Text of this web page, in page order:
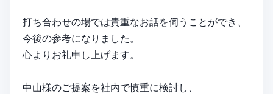
打ち合わせの場では貴重なお話を伺うことができ、
今後の参考になりました。
心よりお礼申し上げます。
中山様のご提案を社内で慎重に検討し、